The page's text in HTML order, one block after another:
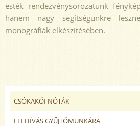
esték rendezvénysorozatunk
hanem nagy segítségünkre
monográfiák elkészítésében.
CSÓKAKŐI NÓTÁK
FELHÍVÁS GYŰJTŐMUNKÁRA